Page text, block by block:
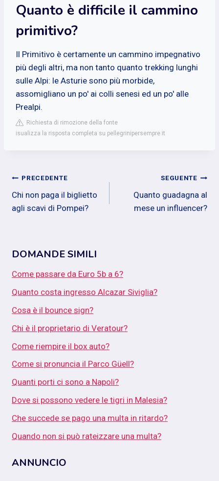
Quanto è difficile il cammino
primitivo?
Il Primitivo è certamente un cammino impegnativo
più degli altri, ma non tanto quanto trekking lunghi
sulle Alpi: le Asturie sono più morbide,
assomigliano un po' ai colli senesi ed un po' alle
Prealpi.
Richiesta di rimozione della fonte
isualizza la risposta completa su pellegrinipersempre.it
Navigazione
articoli
PRECEDENTE
Chi non paga il biglietto
agli scavi di Pompei?
SEGUENTE
Quanto guadagna al
mese un influencer?
DOMANDE SIMILI
Come passare da Euro 5b a 6?
Quanto costa ingresso Alcazar Siviglia?
Cosa è il bounce sign?
Chi è il proprietario di Veratour?
Come riempire il box auto?
Come si pronuncia il Parco Güell?
Quanti porti ci sono a Napoli?
Dove si possono vedere le tigri in Malesia?
Che succede se pago una multa in ritardo?
Quando non si può rateizzare una multa?
ANNUNCIO